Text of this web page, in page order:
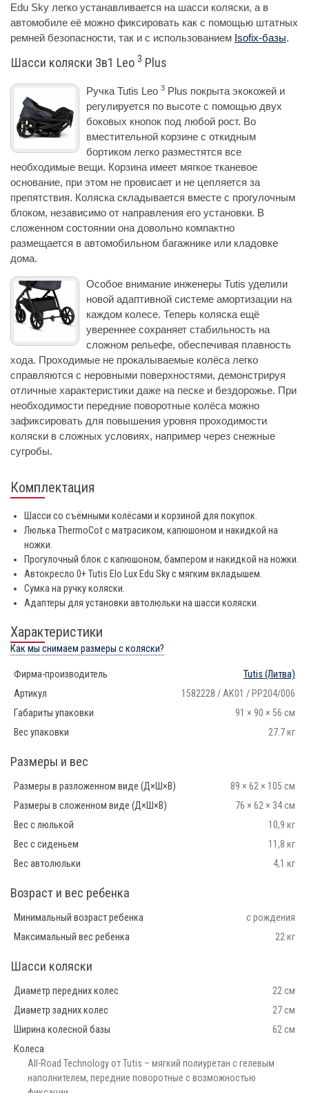
Edu Sky легко устанавливается на шасси коляски, а в
автомобиле её можно фиксировать как с помощью штатных
ремней безопасности, так и с использованием Isofix-базы.
Шасси коляски 3в1 Leo 3 Plus
Ручка Tutis Leo 3 Plus покрыта экокожей и
регулируется по высоте с помощью двух
боковых кнопок под любой рост. Во
вместительной корзине с откидным
бортиком легко разместятся все
необходимые вещи. Корзина имеет мягкое тканевое
основание, при этом не провисает и не цепляется за
препятствия. Коляска складывается вместе с прогулочным
блоком, независимо от направления его установки. В
сложенном состоянии она довольно компактно
размещается в автомобильном багажнике или кладовке
дома.
Особое внимание инженеры Tutis уделили
новой адаптивной системе амортизации на
каждом колесе. Теперь коляска ещё
увереннее сохраняет стабильность на
сложном рельефе, обеспечивая плавность
хода. Проходимые не прокалываемые колёса легко
справляются с неровными поверхностями, демонстрируя
отличные характеристики даже на песке и бездорожье. При
необходимости передние поворотные колёса можно
зафиксировать для повышения уровня проходимости
коляски в сложных условиях, например через снежные
сугробы.
Комплектация
Шасси со съёмными колёсами и корзиной для покупок.
Люлька ThermoCot с матрасиком, капюшоном и накидкой на
ножки.
Прогулочный блок с капюшоном, бампером и накидкой на ножки.
Автокресло 0+ Tutis Elo Lux Edu Sky с мягким вкладышем.
Сумка на ручку коляски.
Адаптеры для установки автолюльки на шасси коляски.
Характеристики
Как мы снимаем размеры с коляски?
Фирма-производитель Tutis (Литва)
Артикул
1582228 / AK01 / PP204/006
Габариты упаковки
91 × 90 × 56 см
Вес упаковки
27.7 кг
Размеры и вес
Размеры в разложенном виде (Д×Ш×В)
89 × 62 × 105 см
Размеры в сложенном виде (Д×Ш×В)
76 × 62 × 34 см
Вес с люлькой
10,9 кг
Вес с сиденьем
11,8 кг
Вес автолюльки
4,1 кг
Возраст и вес ребенка
Минимальный возраст ребенка
с рождения
Максимальный вес ребенка
22 кг
Шасси коляски
Диаметр передних колес
22 см
Диаметр задних колес
27 см
Ширина колесной базы
62 см
Колеса
All-Road Technology от Tutis – мягкий полиуретан с гелевым
наполнителем, передние поворотные с возможностью